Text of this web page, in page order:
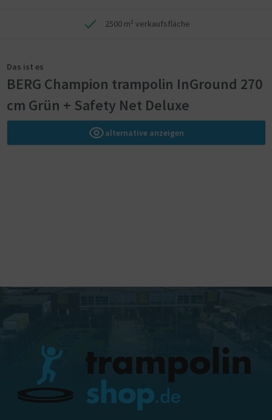
2500 m² verkaufsfläche
Das ist es
BERG Champion trampolin InGround 270
cm Grün + Safety Net Deluxe
alternative anzeigen